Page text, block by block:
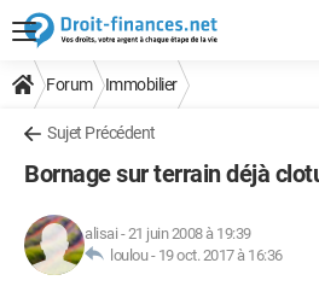
Forum Immobilier
Sujet Précédent
Bornage sur terrain déjà
alisai -21 juin 2008 à 19:39
loulou - 19 oct. 2017 à 16:36